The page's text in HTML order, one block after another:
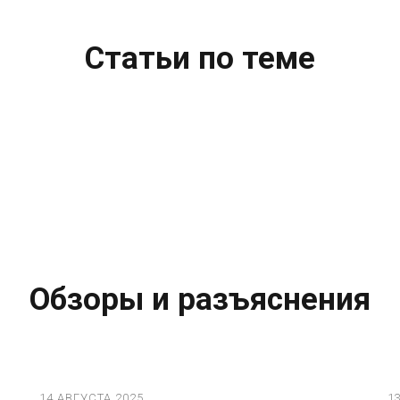
Статьи по теме
Обзоры и разъяснения